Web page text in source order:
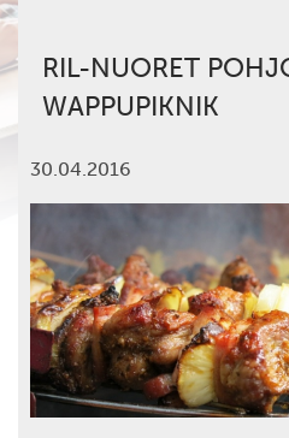
RIL-NUORET
WAPPUPIKNIK
30.04.2016